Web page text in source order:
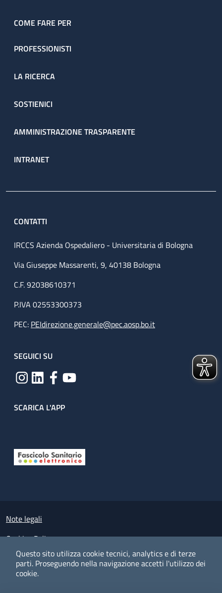
Questo sito utilizza cookie tecnici, analytics e di terze
parti. Proseguendo nella navigazione accetti l'utilizzo dei
cookie.
COME FARE PER
PROFESSIONISTI
LA RICERCA
SOSTIENICI
AMMINISTRAZIONE TRASPARENTE
INTRANET
CONTATTI
IRCCS Azienda Ospedaliero - Universitaria di Bologna
Via Giuseppe Massarenti, 9, 40138 Bologna
C.F. 92038610371
P.IVA 02553300373
PEC: PEIdirezione.generale@pec.aosp.bo.it
SEGUICI SU
SCARICA L'APP
Small prints
Note legali
Cookies Policy
Policy privacy e protezione del dato personale
Albo pretorio on-line